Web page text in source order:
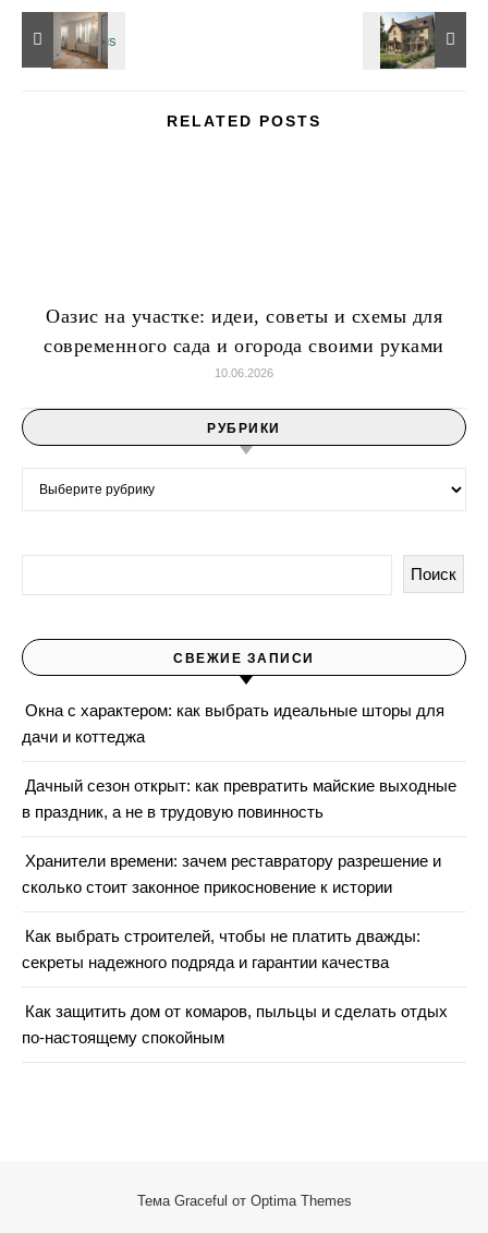
RELATED POSTS
Оазис на участке: идеи, советы и схемы для
современного сада и огорода своими руками
10.06.2026
РУБРИКИ
Поиск
СВЕЖИЕ ЗАПИСИ
Окна с характером: как выбрать идеальные шторы для
дачи и коттеджа
Дачный сезон открыт: как превратить майские выходные
в праздник, а не в трудовую повинность
Хранители времени: зачем реставратору разрешение и
сколько стоит законное прикосновение к истории
Как выбрать строителей, чтобы не платить дважды:
секреты надежного подряда и гарантии качества
Как защитить дом от комаров, пыльцы и сделать отдых
по-настоящему спокойным
Тема Graceful от Optima Themes